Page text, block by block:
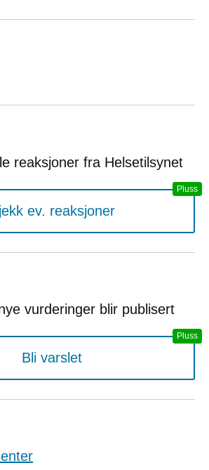
reaksjoner fra Helsetilsynet
ev. reaksjoner
vurderinger blir publisert
Bli varslet